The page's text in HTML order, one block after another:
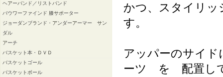
ヘアーバンド／リストバンド
バウワーファインド 膝サポーター
ジョーダンブランド・アンダーアーマー サン
ダル
アーチ
バスケット本・ＤＶＤ
バスケットゴール
バスケットボール
かつ、スタイリ
す。
アッパーのサイ
ーツ を 配置し